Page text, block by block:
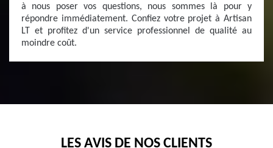
à nous poser vos questions, nous sommes là pour y
répondre immédiatement. Confiez votre projet à Artisan
LT et profitez d'un service professionnel de qualité au
moindre coût.
LES AVIS DE NOS CLIENTS